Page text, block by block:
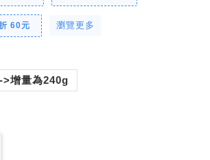
60元 瀏覽更多
增量為240g